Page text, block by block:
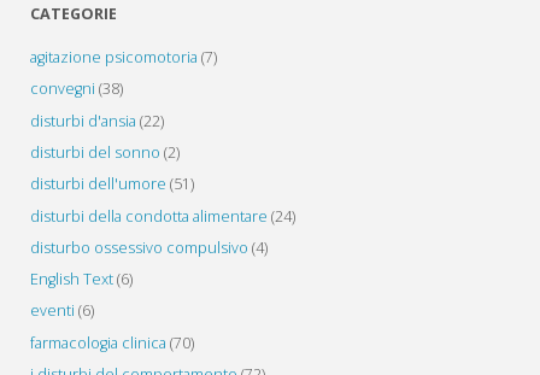
CATEGORIE
agitazione psicomotoria (7)
convegni (38)
disturbi d'ansia (22)
disturbi del sonno (2)
disturbi dell'umore (51)
disturbi della condotta alimentare (24)
disturbo ossessivo compulsivo (4)
English Text(6)
eventi (6)
farmacologia clinica (70)